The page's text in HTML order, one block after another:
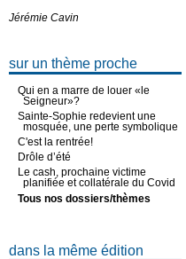
Jérémie Cavin
sur un thème proche
Qui en a marre de louer «le
Seigneur»?
Sainte-Sophie redevient une
mosquée, une perte symbolique
C'est la rentrée!
Drôle d’été
Le cash, prochaine victime
planifiée et collatérale du Covid
Tous nos dossiers/thèmes
dans la même édition